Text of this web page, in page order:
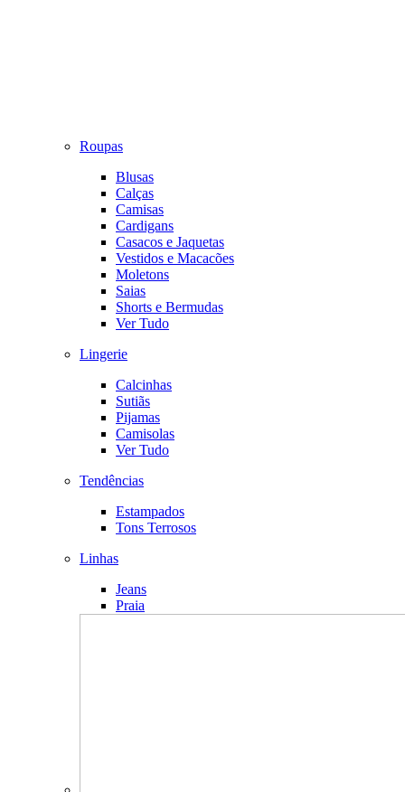
Roupas
Blusas
Calças
Camisas
Cardigans
Casacos e Jaquetas
Vestidos e Macacões
Moletons
Saias
Shorts e Bermudas
Ver Tudo
Lingerie
Calcinhas
Sutiãs
Pijamas
Camisolas
Ver Tudo
Tendências
Estampados
Tons Terrosos
Linhas
Jeans
Praia